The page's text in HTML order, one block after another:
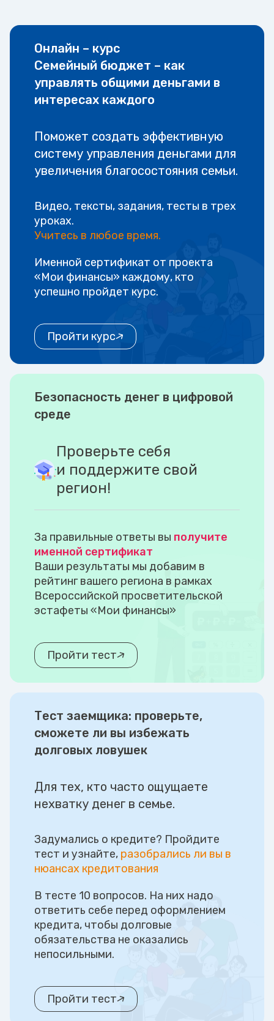
Онлайн – курс
Семейный бюджет – как
управлять общими деньгами в
интересах каждого
Поможет создать эффективную
систему управления деньгами для
увеличения благосостояния семьи.
Видео, тексты, задания, тесты в трех
уроках.
Учитесь в любое время.
Именной сертификат от проекта
«Мои финансы» каждому, кто
успешно пройдет курс.
Пройти курс
Безопасность денег в цифровой
среде
Проверьте себя
и поддержите свой
регион!
За правильные ответы вы получите
именной сертификат
Ваши результаты мы добавим в
рейтинг вашего региона в рамках
Всероссийской просветительской
эстафеты «Мои финансы»
Пройти тест
Тест заемщика: проверьте,
сможете ли вы избежать
долговых ловушек
Для тех, кто часто ощущаете
нехватку денег в семье.
Задумались о кредите? Пройдите
тест и узнайте, разобрались ли вы в
нюансах кредитования
В тесте 10 вопросов. На них надо
ответить себе перед оформлением
кредита, чтобы долговые
обязательства не оказались
непосильными.
Пройти тест